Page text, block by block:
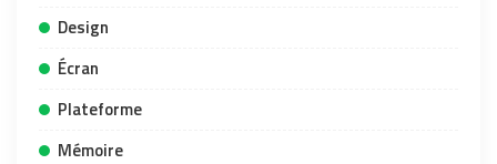
Design
Écran
Plateforme
Mémoire